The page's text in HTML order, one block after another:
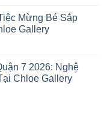
Mừng Bé Sắp
Gallery
7 2026: Nghệ
Chloe Gallery